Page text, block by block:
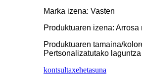
Marka izena: Vasten
Produktuaren izena:
Produktuaren tamaina/
Pertsonalizatutako laguntza
kontsultaxehetasuna